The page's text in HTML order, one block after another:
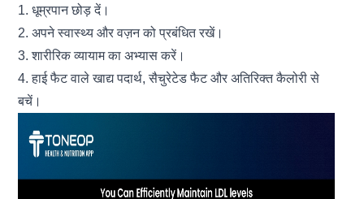
1. धूम्रपान छोड़ दें।
2. अपने स्वास्थ्य और वज़न को प्रबंधित रखें।
3. शारीरिक व्यायाम का अभ्यास करें।
4. हाई फैट वाले खाद्य पदार्थ, सैचुरेटेड फैट और अतिरिक्त कैलोरी से
बचें।